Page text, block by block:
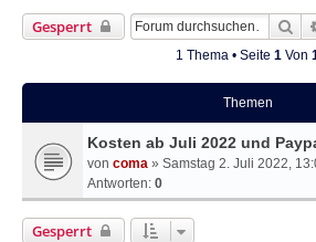
Gesperrt
1 Thema • Seite 1 Von
Themen
Kosten ab Juli 2022 und
von coma » Samstag 2. Juli 2022,
Antworten: 0
Gesperrt